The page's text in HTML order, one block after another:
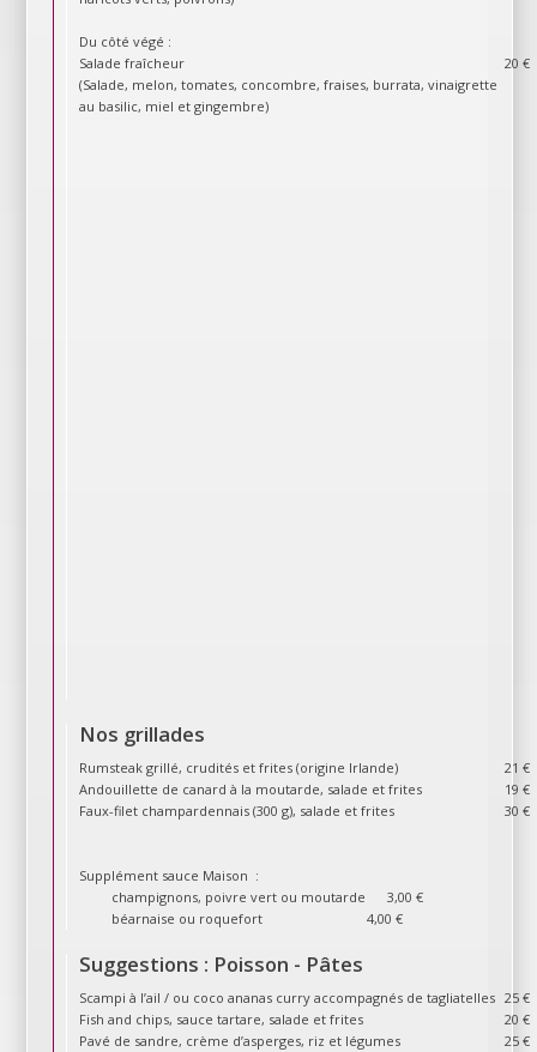
Du côté végé :
Salade fraîcheur
(Salade, melon, tomates, concombre, fraises, burrata, vinaigrette
au basilic, miel et gingembre)
20 €
Nos grillades
Rumsteak grillé, crudités et frites (origine Irlande)
Andouillette de canard à la moutarde, salade et frites
Faux-filet champardennais (300 g), salade et frites
Supplément sauce Maison :
champignons, poivre vert ou moutarde 3,00 €
béarnaise ou roquefort 4,00 €
21 €
19 €
30 €
Suggestions : Poisson - Pâtes
Scampi à l’ail / ou coco ananas curry accompagnés de tagliatelles
Fish and chips, sauce tartare, salade et frites
Pavé de sandre, crème d’asperges, riz et légumes
25 €
20 €
25 €